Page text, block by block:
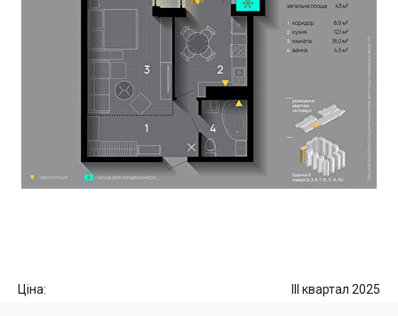
Ціна: III квартал 2025